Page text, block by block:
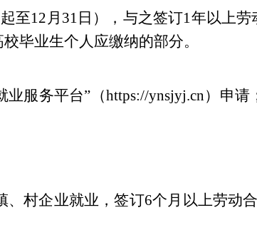
至12 月 31 日），与之签订1年以上劳
毕业生个人应缴纳的部分。
业服务平台” （https://ynsjyj.cn）申请
、村企业就业，签订6个月以上劳动